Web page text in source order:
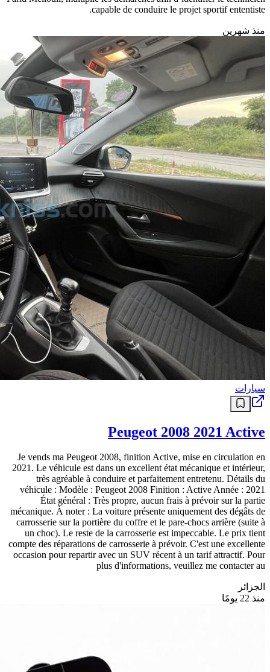
12900الجزائر
ESS – A la recherche du futur patron
technique : Ibenge, cible principale de
Mellouli
ESS A la recherche du futur patron technique Ibenge, cible
principale de Mellouli Déterminée à repartir sur de nouvelles bases
après une saison contrastée, la direction sportive du club, menée par
Farid Mellouli, multiplie les démarches afin d’identifier le technicien
capable de conduire le projet sportif ententiste.